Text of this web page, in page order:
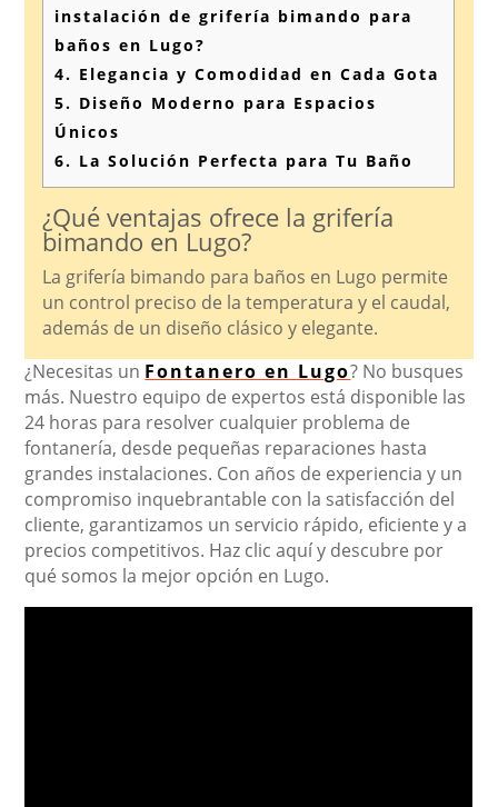
instalación de grifería bimando para
baños en Lugo?
4. Elegancia y Comodidad en Cada Gota
5. Diseño Moderno para Espacios
Únicos
6. La Solución Perfecta para Tu Baño
¿Qué ventajas ofrece la grifería
bimando en Lugo?
La grifería bimando para baños en Lugo permite
un control preciso de la temperatura y el caudal,
además de un diseño clásico y elegante.
¿Necesitas un Fontanero en Lugo? No busques
más. Nuestro equipo de expertos está disponible las
24 horas para resolver cualquier problema de
fontanería, desde pequeñas reparaciones hasta
grandes instalaciones. Con años de experiencia y un
compromiso inquebrantable con la satisfacción del
cliente, garantizamos un servicio rápido, eficiente y a
precios competitivos. Haz clic aquí y descubre por
qué somos la mejor opción en Lugo.